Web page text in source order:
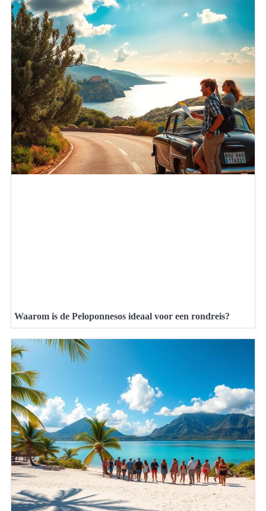
Waarom is de Peloponnesos ideaal voor een rondreis?